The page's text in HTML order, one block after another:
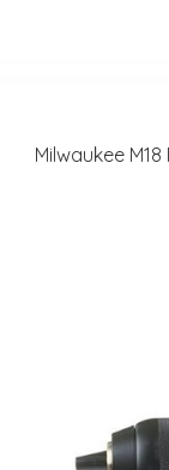
Milwaukee